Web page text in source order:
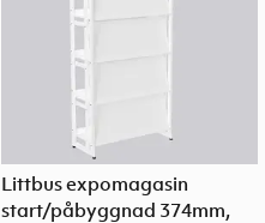
Littbus expomagasin
start/påbyggnad 374mm,